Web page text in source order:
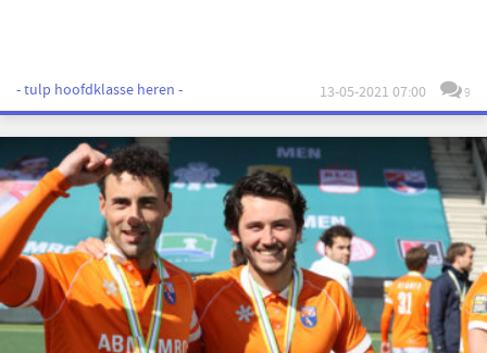
- tulp hoofdklasse heren - 13-05-2021 07:00 9